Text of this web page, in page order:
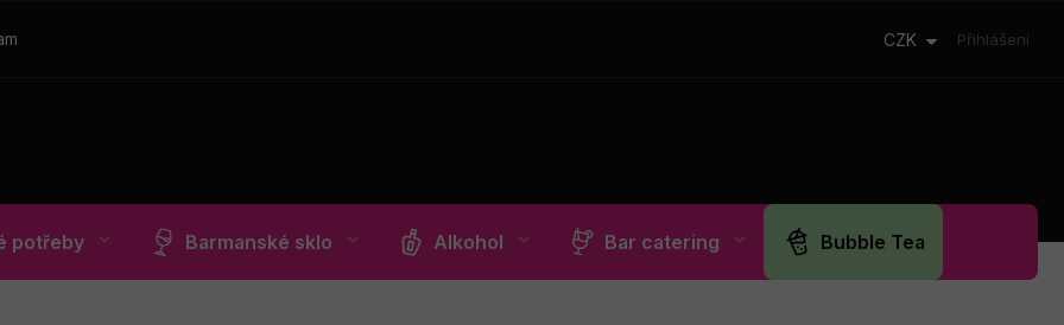
CZK Přihlášení
potřeby Barmanské sklo Alkohol Bar catering Bubble Tea